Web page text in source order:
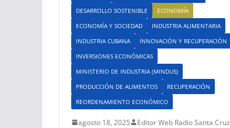
DESARROLLO SOSTENIBLE
ECONOMÍA
ECONOMÍA Y SOCIEDAD
INDUSTRIA ALIMENTARIA
INDUSTRIA CUBANA
INNOVACIÓN Y RECUPERACIÓN
INVERSIONES ECONÓMICAS
MINISTERIO DE INDUSTRIA (MINDUS)
PRODUCCIÓN DE ALIMENTOS
RECUPERACIÓN
REORDENAMIENTO ECONÓMICO
agosto 18, 2025 Editor Web Radio Santa Cruz